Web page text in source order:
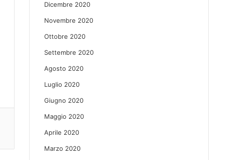
Dicembre 2020
Novembre 2020
Ottobre 2020
Settembre 2020
Agosto 2020
Luglio 2020
Giugno 2020
Maggio 2020
Aprile 2020
Marzo 2020